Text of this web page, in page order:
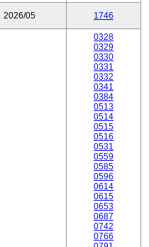
2026/05 1746
0328
0329
0330
0331
0332
0341
0384
0513
0514
0515
0516
0531
0559
0585
0596
0614
0615
0653
0687
0742
0766